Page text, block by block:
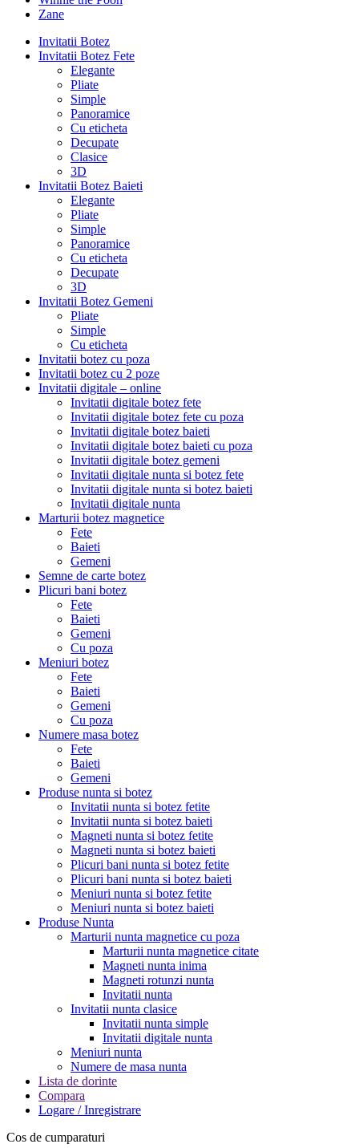
Zane
Invitatii Botez
Invitatii Botez Fete
Elegante
Pliate
Simple
Panoramice
Cu eticheta
Decupate
Clasice
3D
Invitatii Botez Baieti
Elegante
Pliate
Simple
Panoramice
Cu eticheta
Decupate
3D
Invitatii Botez Gemeni
Pliate
Simple
Cu eticheta
Invitatii botez cu poza
Invitatii botez cu 2 poze
Invitatii digitale – online
Invitatii digitale botez fete
Invitatii digitale botez fete cu poza
Invitatii digitale botez baieti
Invitatii digitale botez baieti cu poza
Invitatii digitale botez gemeni
Invitatii digitale nunta si botez fete
Invitatii digitale nunta si botez baieti
Invitatii digitale nunta
Marturii botez magnetice
Fete
Baieti
Gemeni
Semne de carte botez
Plicuri bani botez
Fete
Baieti
Gemeni
Cu poza
Meniuri botez
Fete
Baieti
Gemeni
Cu poza
Numere masa botez
Fete
Baieti
Gemeni
Produse nunta si botez
Invitatii nunta si botez fetite
Invitatii nunta si botez baieti
Magneti nunta si botez fetite
Magneti nunta si botez baieti
Plicuri bani nunta si botez fetite
Plicuri bani nunta si botez baieti
Meniuri nunta si botez fetite
Meniuri nunta si botez baieti
Produse Nunta
Marturii nunta magnetice cu poza
Marturii nunta magnetice citate
Magneti nunta inima
Magneti rotunzi nunta
Invitatii nunta
Invitatii nunta clasice
Invitatii nunta simple
Invitatii digitale nunta
Meniuri nunta
Numere de masa nunta
Lista de dorinte
Compara
Logare / Inregistrare
Cos de cumparaturi